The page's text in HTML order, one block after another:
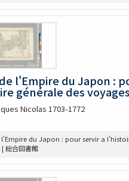
nova descriptio
the islands adioyning described,
& townes of importance
of China
India
monde, ou, Carte generale du monde
plan-hemispheres
: recognita, emendata, et multis
mapp of y[e] empire of China : with its
or kingdomes, together with the
or Niphon, Formosa, Hainan, etc
Regnum
Tartaria : diuisa nelle sue parti
l'Empire du Japon :
générale des voyages
Nicolas 1703-1772
l'Empire du Japon : pour servir a
総合図書館